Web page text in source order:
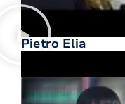
Pietro Elia